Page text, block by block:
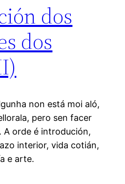
dos
dos
non está moi aló,
pero sen facer
A orde é introdución,
interior, vida cotián,
e arte.